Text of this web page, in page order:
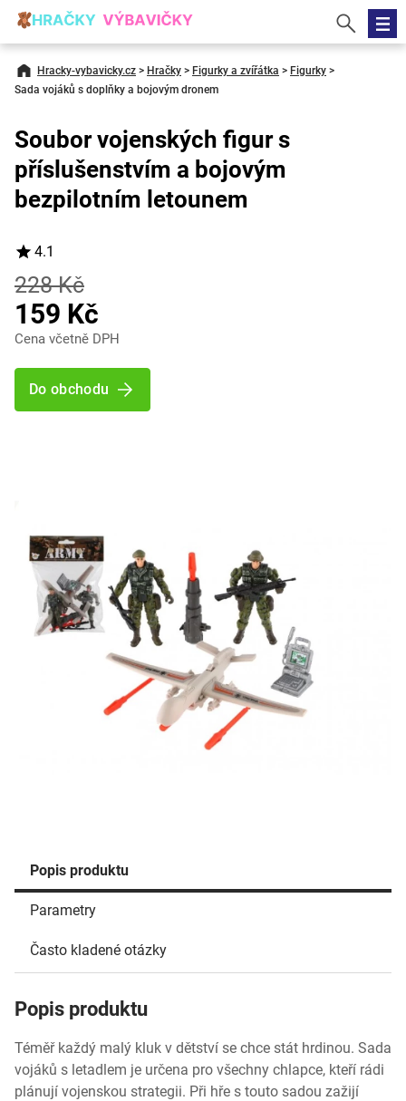
Hracky-vybavicky.cz > Hračky > Figurky a zvířátka > Figurky >
Sada vojáků s doplňky a bojovým dronem
Popis produktu
Parametry
Často kladené otázky
Popis produktu
Téměř každý malý kluk v dětství se chce stát hrdinou. Sada
vojáků s letadlem je určena pro všechny chlapce, kteří rádi
plánují vojenskou strategii. Při hře s touto sadou zažijí
Soubor vojenských figur s
příslušenstvím a bojovým
bezpilotním letounem
4.1
228 Kč
159 Kč
Cena včetně DPH
Do obchodu